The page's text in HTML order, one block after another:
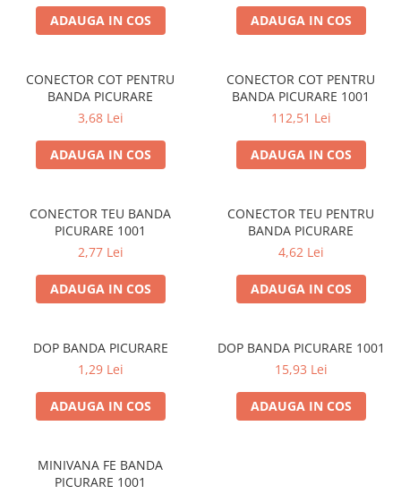
SOBE ȘI ȘEMINEE
STICLĂ TERMOREZISTENTĂ
TRUSE SI ACCESORII PROFESIONALE
DE CURATARE HORN
UZ GOSPODĂRESC
ȘEMINEE ȘI ÎNCĂLZITOARE DE
TERASĂ
ADAUGA IN COS ADAUGA IN COS
CONECTOR COT PENTRU
BANDA PICURARE
3,68 Lei
ADAUGA IN COS
CONECTOR COT PENTRU
BANDA PICURARE 1001
112,51 Lei
ADAUGA IN COS
CONECTOR TEU BANDA
PICURARE 1001
2,77 Lei
ADAUGA IN COS
CONECTOR TEU PENTRU
BANDA PICURARE
4,62 Lei
ADAUGA IN COS
DOP BANDA PICURARE
1,29 Lei
ADAUGA IN COS
DOP BANDA PICURARE 1001
15,93 Lei
ADAUGA IN COS
MINIVANA FE BANDA
PICURARE 1001